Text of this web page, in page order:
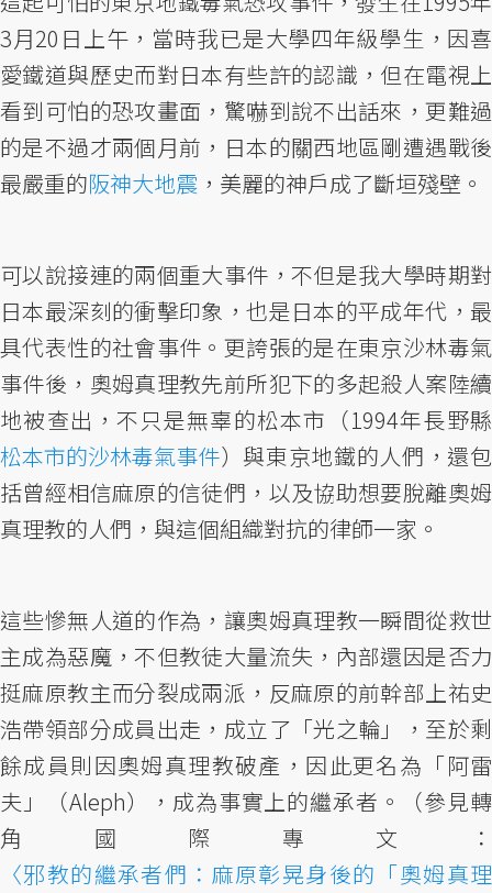
3月20日上午，當時我已是大學四年級學生，因喜
愛鐵道與歷史而對日本有些許的認識，但在電視上
看到可怕的恐攻畫面，驚嚇到說不出話來，更難過
的是不過才兩個月前，日本的關西地區剛遭遇戰後
最嚴重的阪神大地震 ，美麗的神戶成了斷垣殘壁。
可以說接連的兩個重大事件，不但是我大學時期對
日本最深刻的衝擊印象，也是日本的平成年代，最
具代表性的社會事件。更誇張的是在東京沙林毒氣
事件後，奧姆真理教先前所犯下的多起殺人案陸續
地被查出，不只是無辜的松本市（1994年長野縣
松本市的沙林毒氣事件）與東京地鐵的人們，還包
括曾經相信麻原的信徒們，以及協助想要脫離奧姆
真理教的人們，與這個組織對抗的律師一家。
這些慘無人道的作為，讓奧姆真理教一瞬間從救世
主成為惡魔，不但教徒大量流失，內部還因是否力
挺麻原教主而分裂成兩派，反麻原的前幹部上祐史
浩帶領部分成員出走，成立了「光之輪」，至於剩
餘成員則因奧姆真理教破產，因此更名為「阿雷
夫」（Aleph），成為事實上的繼承者。（參見轉
角國際專文：
〈邪教的繼承者們：麻原彰晃身後的「奧姆真理